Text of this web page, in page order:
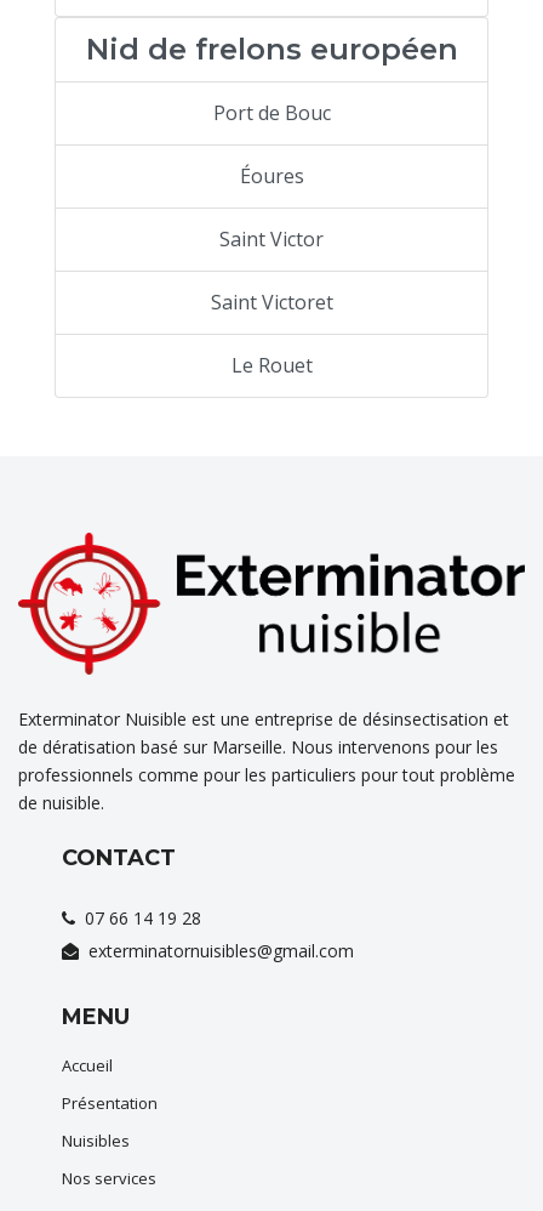
Nid de frelons européen
Port de Bouc
Éoures
Saint Victor
Saint Victoret
Le Rouet
Exterminator Nuisible est une entreprise de désinsectisation et
de dératisation basé sur Marseille. Nous intervenons pour les
professionnels comme pour les particuliers pour tout problème
de nuisible.
CONTACT
07 66 14 19 28
exterminatornuisibles@gmail.com
MENU
Accueil
Présentation
Nuisibles
Nos services